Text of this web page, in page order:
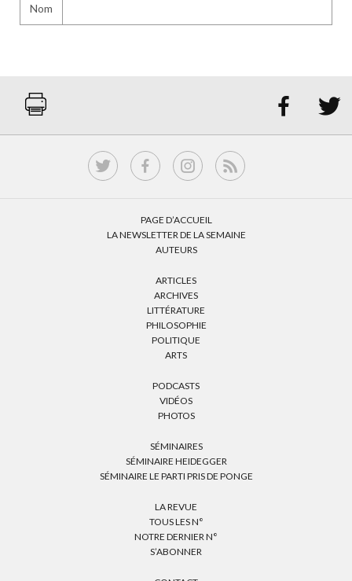
Nom
 
PAGE D’ACCUEIL
LA NEWSLETTER DE LA SEMAINE
AUTEURS
ARTICLES
ARCHIVES
LITTÉRATURE
PHILOSOPHIE
POLITIQUE
ARTS
PODCASTS
VIDÉOS
PHOTOS
SÉMINAIRES
SÉMINAIRE HEIDEGGER
SÉMINAIRE LE PARTI PRIS DE PONGE
LA REVUE
TOUS LES N°
NOTRE DERNIER N°
S’ABONNER